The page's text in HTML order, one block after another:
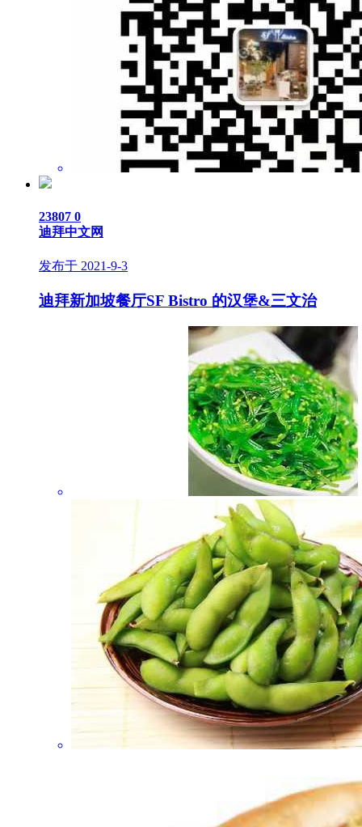
23807 0
迪拜中文网
发布于 2021-9-3
​​迪拜新加坡餐厅SF Bistro 的汉堡&三文治